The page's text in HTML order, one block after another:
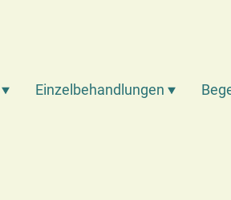
Einzelbehandlungen